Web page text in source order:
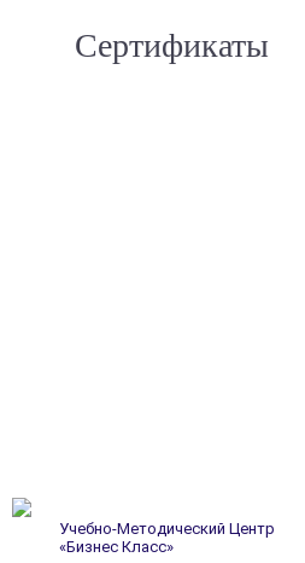
Сертификаты
Учебно-Методический Центр
«Бизнес Класс»